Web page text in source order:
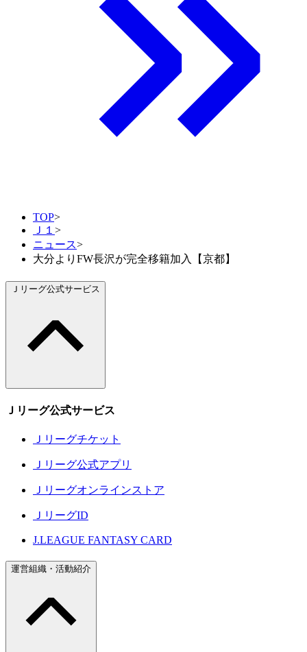
TOP>
Ｊ１ >
ニュース>
大分よりFW長沢が完全移籍加入【京都】
Ｊリーグ公式サービス
Ｊリーグ公式サービス
Ｊリーグチケット
Ｊリーグ公式アプリ
Ｊリーグオンラインストア
ＪリーグID
J.LEAGUE FANTASY CARD
運営組織・活動紹介